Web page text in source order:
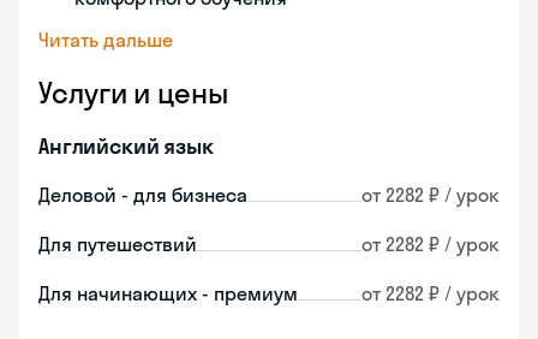
Читать дальше
Услуги и цены
Английский язык
Деловой - для бизнеса от 2282 ₽ / урок
Для путешествий от 2282 ₽ / урок
Для начинающих - премиум от 2282 ₽ / урок